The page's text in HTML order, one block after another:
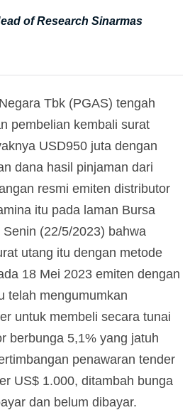
of Research Sinarmas
Tbk (PGAS) tengah
pembelian kembali surat
USD950 juta dengan
dana hasil pinjaman dari
resmi emiten distributor
itu pada laman Bursa
(22/5/2023) bahwa
utang itu dengan metode
18 Mei 2023 emiten dengan
telah mengumumkan
untuk membeli secara tunai
berbunga 5,1% yang jatuh
penawaran tender
US$ 1.000, ditambah bunga
dan belum dibayar.